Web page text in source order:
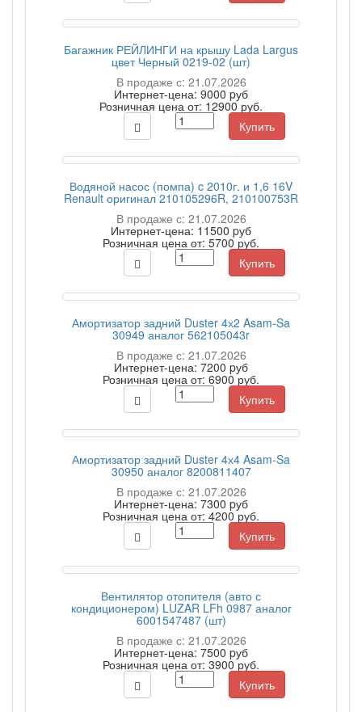
Багажник РЕЙЛИНГИ на крышу Lada Largus
цвет Черный 0219-02 (шт)
В продаже с: 21.07.2026
Интернет-цена: 9000 pуб
Розничная цена от: 12900 руб.
Купить
Водяной насос (помпа) c 2010г. и 1,6 16V
Renault оригинал 210105296R, 210100753R
В продаже с: 21.07.2026
Интернет-цена: 11500 pуб
Розничная цена от: 5700 руб.
Купить
Амортизатор задний Duster 4х2 Asam-Sa
30949 аналог 562105043r
В продаже с: 21.07.2026
Интернет-цена: 7200 pуб
Розничная цена от: 6900 руб.
Купить
Амортизатор задний Duster 4х4 Asam-Sa
30950 аналог 8200811407
В продаже с: 21.07.2026
Интернет-цена: 7300 pуб
Розничная цена от: 4200 руб.
Купить
Вентилятор отопителя (авто с
кондиционером) LUZAR LFh 0987 аналог
6001547487 (шт)
В продаже с: 21.07.2026
Интернет-цена: 7500 pуб
Розничная цена от: 3900 руб.
Купить